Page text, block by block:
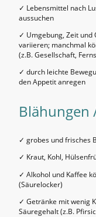
✓ Lebensmittel nach
aussuchen
✓ Umgebung, Zeit und
variieren; manchmal
(z.B. Gesellschaft,
✓ durch leichte
den Appetit anregen
Blähungen
✓ grobes und frisches
✓ Kraut, Kohl,
✓ Alkohol und Kaffee
(Säurelocker)
✓ Getränke mit wenig
Säuregehalt (z.B.